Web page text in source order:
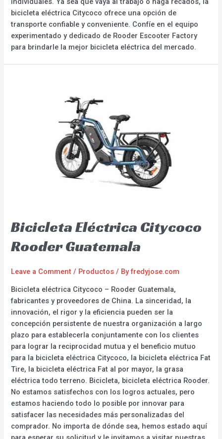
bicicleta eléctrica Citycoco ofrece una opción de
transporte confiable y conveniente. Confíe en el equipo
experimentado y dedicado de Rooder Escooter Factory
para brindarle la mejor bicicleta eléctrica del mercado.
Bicicleta Eléctrica Citycoco
Rooder Guatemala
Leave a Comment / Productos / Byfredyjose.com
Bicicleta eléctrica Citycoco – Rooder Guatemala,
fabricantes y proveedores de China. La sinceridad, la
innovación, el rigor y la eficiencia pueden ser la
concepción persistente de nuestra organización a largo
plazo para establecerla conjuntamente con los clientes
para lograr la reciprocidad mutua y el beneficio mutuo
para la bicicleta eléctrica Citycoco, la bicicleta eléctrica Fat
Tire, la bicicleta eléctrica Fat al por mayor, la grasa
eléctrica todo terreno. Bicicleta, bicicleta eléctrica Rooder.
No estamos satisfechos con los logros actuales, pero
estamos haciendo todo lo posible por innovar para
satisfacer las necesidades más personalizadas del
comprador. No importa de dónde sea, hemos estado aquí